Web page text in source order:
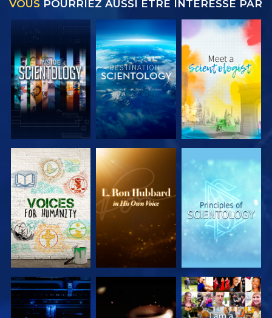
VOUS POURRIEZ AUSSI ÊTRE INTÉRESSÉ PAR
DÉCOUVRIR
LES SÉRIES
DÉCOUVRIR
LES SÉRIES
DÉCOUVRIR
LES SÉRIES
DÉCOUVRIR
DÉCOUVRIR
REGARDER